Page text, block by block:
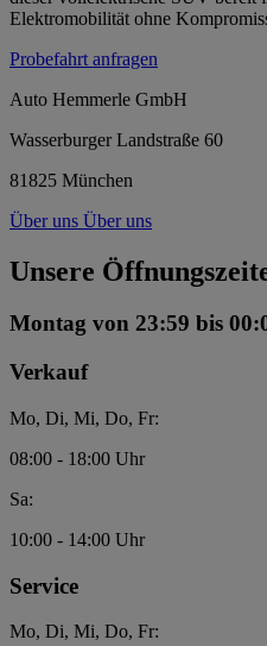
Elektromobilität ohne
Probefahrt anfragen
Auto Hemmerle GmbH
Wasserburger Landstraße 60
81825 München
Über uns Über uns
Unsere
Montag von 23:59 bis
Verkauf
Mo, Di, Mi, Do, Fr:
08:00 - 18:00 Uhr
Sa:
10:00 - 14:00 Uhr
Service
Mo, Di, Mi, Do, Fr: